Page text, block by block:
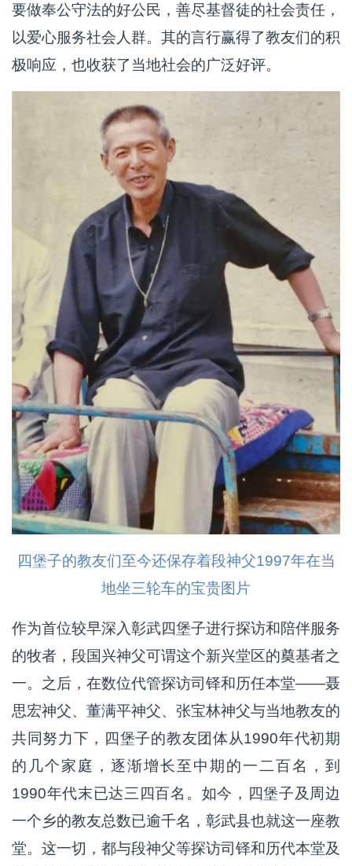
要做奉公守法的好公民，善尽基督徒的社会责任，
以爱心服务社会人群。其的言行赢得了教友们的积
极响应，也收获了当地社会的广泛好评。
四堡子的教友们至今还保存着段神父1997年在当
地坐三轮车的宝贵图片
作为首位较早深入彰武四堡子进行探访和陪伴服务
的牧者，段国兴神父可谓这个新兴堂区的奠基者之
一。之后，在数位代管探访司铎和历任本堂——聂
思宏神父、董满平神父、张宝林神父与当地教友的
共同努力下，四堡子的教友团体从1990年代初期
的几个家庭，逐渐增长至中期的一二百名，到
1990年代末已达三四百名。如今，四堡子及周边
一个乡的教友总数已逾千名，彰武县也就这一座教
堂。这一切，都与段神父等探访司铎和历代本堂及